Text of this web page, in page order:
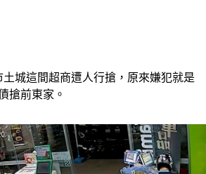
土城這間超商遭人行搶，原來嫌犯就是
搶前東家。